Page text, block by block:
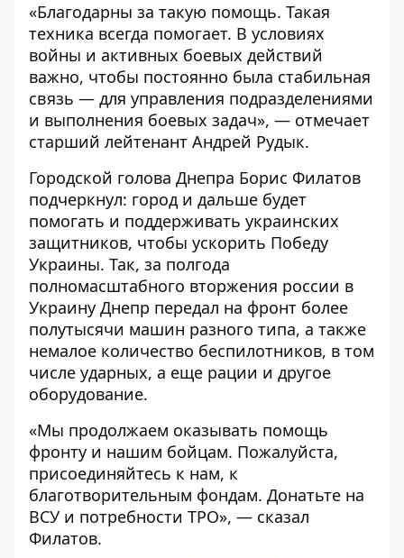
«Благодарны за такую ​​помощь. Такая
техника всегда помогает. В условиях
войны и активных боевых действий
важно, чтобы постоянно была стабильная
связь — для управления подразделениями
и выполнения боевых задач», — отмечает
старший лейтенант Андрей Рудык.
Городской голова Днепра Борис Филатов
подчеркнул: город и дальше будет
помогать и поддерживать украинских
защитников, чтобы ускорить Победу
Украины. Так, за полгода
полномасштабного вторжения россии в
Украину Днепр передал на фронт более
полутысячи машин разного типа, а также
немалое количество беспилотников, в том
числе ударных, а еще рации и другое
оборудование.
«Мы продолжаем оказывать помощь
фронту и нашим бойцам. Пожалуйста,
присоединяйтесь к нам, к
благотворительным фондам. Донатьте на
ВСУ и потребности ТРО», — сказал
Филатов.